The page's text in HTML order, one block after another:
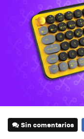
Sin comentarios